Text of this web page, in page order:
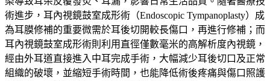
術進步，耳內視鏡鼓室成形術（Endoscopic Tympanoplasty）成
為耳膜修補的重要微需於耳後切開較長傷口，再進行修補；而
耳內視鏡鼓室成形術則利用直徑僅數毫米的高解析度內視鏡，
經由外耳道直接進入中耳完成手術，大幅減少耳後切口及正常
組織的破壞，並縮短手術時間，也能降低術後疼痛與傷口照護